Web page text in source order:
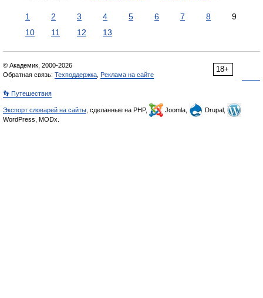
1 2 3 4 5 6 7 8
9
10
11 12 13
18+
© Академик, 2000-2026
Обратная связь: Техподдержка Реклама на сайте
👣 Путешествия
Экспорт словарей на сайты , сделанные на PHP, Joomla,
Drupal,
WordPress, MODx.